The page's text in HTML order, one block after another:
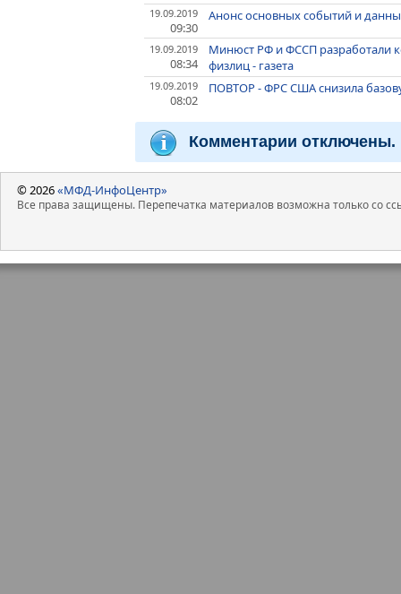
19.09.2019
09:30
Анонс основных событий и
19.09.2019
08:34
Минюст РФ и ФССП разработали
физлиц - газета
19.09.2019
08:02
ПОВТОР - ФРС США снизила
Комментарии отключены.
© 2026«МФД-ИнфоЦентр»
Все права защищены. Перепечатка материалов возможна только со